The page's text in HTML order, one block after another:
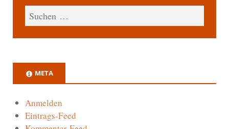
META
Anmelden
Eintrags-Feed